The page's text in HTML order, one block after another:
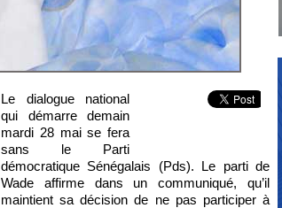
Le dialogue national
qui démarre demain
mardi 28 mai se fera
sans le Parti
démocratique Sénégalais (Pds). Le parti de
Wade affirme dans un communiqué, qu’il
maintient sa décision de ne pas participer à